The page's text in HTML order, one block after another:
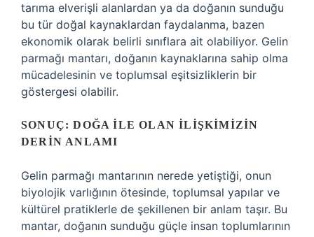
tarıma elverişli alanlardan ya da doğanın sunduğu
bu tür doğal kaynaklardan faydalanma, bazen
ekonomik olarak belirli sınıflara ait olabiliyor. Gelin
parmağı mantarı, doğanın kaynaklarına sahip olma
mücadelesinin ve toplumsal eşitsizliklerin bir
göstergesi olabilir.
SONUÇ: DOĞA ILE OLAN İLIŞKIMIZIN
DERIN ANLAMI
Gelin parmağı mantarının nerede yetiştiği, onun
biyolojik varlığının ötesinde, toplumsal yapılar ve
kültürel pratiklerle de şekillenen bir anlam taşır. Bu
mantar, doğanın sunduğu güçle insan toplumlarının